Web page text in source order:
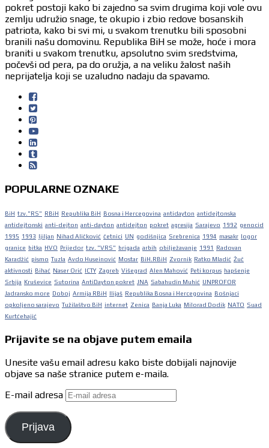
pokret postoji kako bi zajedno sa svim drugima koji vole ovu
zemlju udružio snage, te okupio i zbio redove bosanskih
patriota, kako bi svi mi, u svakom trenutku bili sposobni
branili našu domovinu. Republika BiH se može, hoće i mora
braniti u svakom trenutku, apsolutno svim sredstvima,
počevši od pera, pa do oružja, a na veliku žalost naših
neprijatelja koji se uzaludno nadaju da spavamo.
POPULARNE OZNAKE
BiH tzv."RS" RBiH Republika BiH Bosna i Hercegovina antidayton antidejtonska
antidejtonski anti-dejton anti-dayton antidejton pokret agresija Sarajevo 1992 genocid
1995 1993 ljiljan Nihad Aličković četnici UN godišnjica Srebrenica 1994 masakr logor
granice bitka HVO Prijedor tzv. "VRS" brigada arbih obilježavanje 1991
Radovan
Karadžić pismo Tuzla Avdo Huseinović Mostar BiH.RBiH Zvornik Ratko Mladić Žuč
aktivnosti Bihać Naser Orić ICTY Zagreb Višegrad Alen Mahović Peti korpus hapšenje
Srbija Kruševice Sutorina AntiDayton pokret JNA Sabahudin Muhić UNPROFOR
Jadransko more Doboj Armija RBiH Ilijaš Republika Bosna i Hercegovina Bošnjaci
opkoljeno sarajevo Tužilaštvo BiH internet Zenica Banja Luka Milorad Dodik NATO Suad
Kurtćehajić
Prijavite se na objave putem emaila
Unesite vašu email adresu kako biste dobijali najnovije
objave sa naše stranice putem e-maila.
E-mail adresa
Prijava